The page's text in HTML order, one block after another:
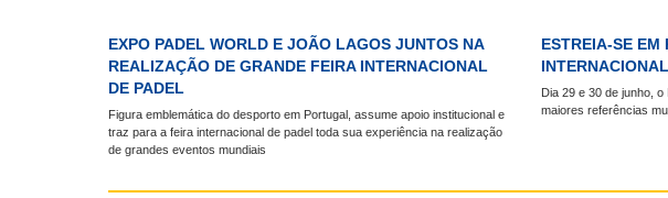
EXPO PADEL WORLD E JOÃO LAGOS JUNTOS NA
REALIZAÇÃO DE GRANDE FEIRA INTERNACIONAL
DE PADEL
Figura emblemática do desporto em Portugal, assume apoio institucional e
traz para a feira internacional de padel toda sua experiência na realização
de grandes eventos mundiais
ESTREIA-SE EM
Dia 29 e 30 de junho,
maiores referências